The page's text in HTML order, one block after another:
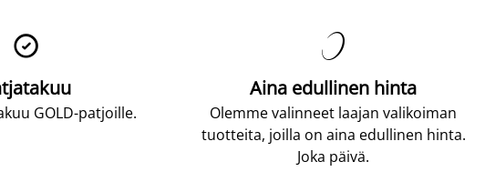

GOLD-patjoille.

Aina edullinen hinta
Olemme valinneet laajan valikoiman
tuotteita, joilla on aina edullinen hinta.
Joka päivä.